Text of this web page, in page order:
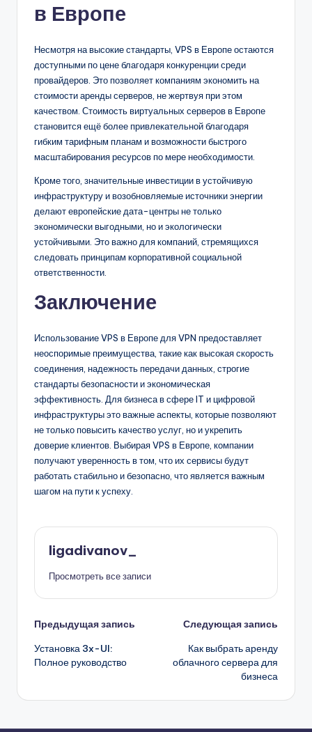
в Европе
Несмотря на высокие стандарты, VPS в Европе остаются
доступными по цене благодаря конкуренции среди
провайдеров. Это позволяет компаниям экономить на
стоимости аренды серверов, не жертвуя при этом
качеством. Стоимость виртуальных серверов в Европе
становится ещё более привлекательной благодаря
гибким тарифным планам и возможности быстрого
масштабирования ресурсов по мере необходимости.
Кроме того, значительные инвестиции в устойчивую
инфраструктуру и возобновляемые источники энергии
делают европейские дата-центры не только
экономически выгодными, но и экологически
устойчивыми. Это важно для компаний, стремящихся
следовать принципам корпоративной социальной
ответственности.
Заключение
Использование VPS в Европе для VPN предоставляет
неоспоримые преимущества, такие как высокая скорость
соединения, надежность передачи данных, строгие
стандарты безопасности и экономическая
эффективность. Для бизнеса в сфере IT и цифровой
инфраструктуры это важные аспекты, которые позволяют
не только повысить качество услуг, но и укрепить
доверие клиентов. Выбирая VPS в Европе, компании
получают уверенность в том, что их сервисы будут
работать стабильно и безопасно, что является важным
шагом на пути к успеху.
ligadivanov_
Просмотреть все записи
Навигация
записи
Предыдущая запись
Установка 3x-UI:
Полное руководство
Следующая запись
Как выбрать аренду
облачного сервера для
бизнеса